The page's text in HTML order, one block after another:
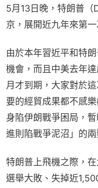
5月13日晚，特朗普
京，展開近九年來第
由於本年習近平和特
機會，而且中美去年
月才到期，大家對於
要的經貿成果都不感
身陷伊朗戰爭困局，
進則陷戰爭泥沼」的兩
特朗普上飛機之際，
選舉大敗、失掉近